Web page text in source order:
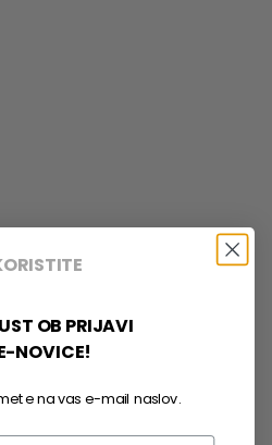
OB PRIJAVI
NOVICE!
na vas e-mail naslov.